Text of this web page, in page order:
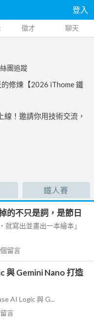
登入
徵才 聊天
團追蹤
修煉【2026 iThome 鐵
！邀請你用技術交流，
鐵人賽
的不只是詞，是節日
寫出並畫出一本繪本」
個留言
與 Gemini Nano 打造
AI Logic 與 G...
言